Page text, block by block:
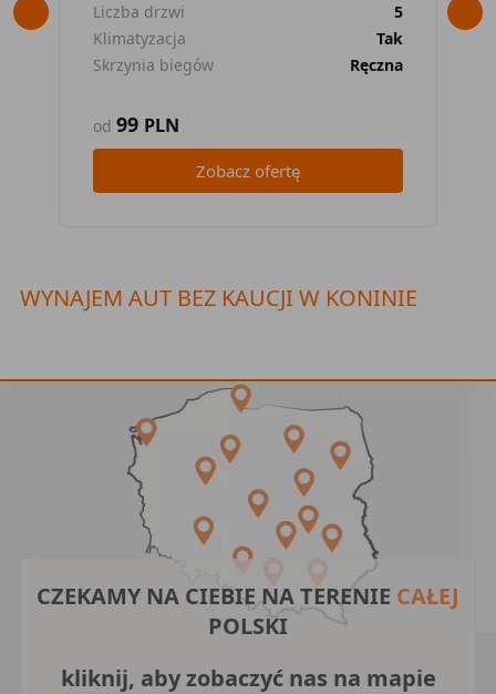
Liczba drzwi
5
Klimatyzacja
Tak
Skrzynia biegów
Ręczna
od 99 PLN
Zobacz ofertę
WYNAJEM AUT BEZ KAUCJI W KONINIE
CZEKAMY NA CIEBIE NA TERENIE CAŁEJ
POLSKI
kliknij, aby zobaczyć nas na mapie